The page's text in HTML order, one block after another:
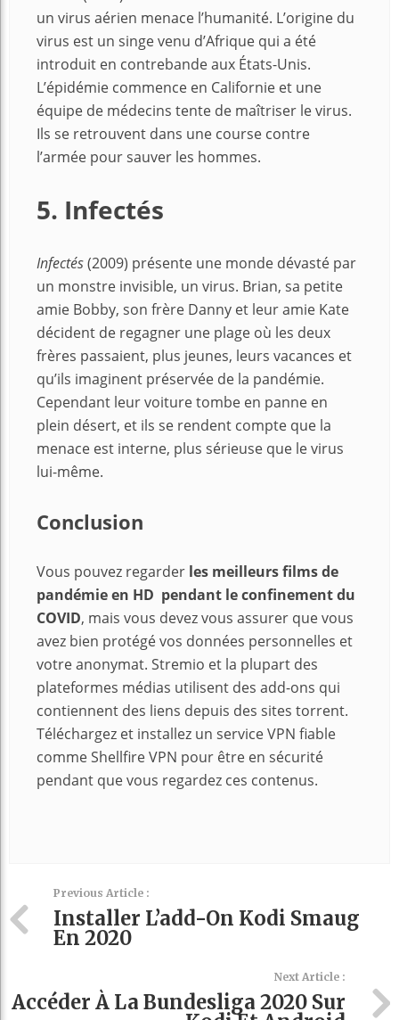
un virus aérien menace l’humanité. L’origine du
virus est un singe venu d’Afrique qui a été
introduit en contrebande aux États-Unis.
L’épidémie commence en Californie et une
équipe de médecins tente de maîtriser le virus.
Ils se retrouvent dans une course contre
l’armée pour sauver les hommes.
5. Infectés
Infectés(2009) présente une monde dévasté par
un monstre invisible, un virus. Brian, sa petite
amie Bobby, son frère Danny et leur amie Kate
décident de regagner une plage où les deux
frères passaient, plus jeunes, leurs vacances et
qu’ils imaginent préservée de la pandémie.
Cependant leur voiture tombe en panne en
plein désert, et ils se rendent compte que la
menace est interne, plus sérieuse que le virus
lui-même.
Conclusion
Vous pouvez regarder les meilleurs films de
pandémie en HD pendant le confinement du
COVID, mais vous devez vous assurer que vous
avez bien protégé vos données personnelles et
votre anonymat. Stremio et la plupart des
plateformes médias utilisent des add-ons qui
contiennent des liens depuis des sites torrent.
Téléchargez et installez un service VPN fiable
comme Shellfire VPN pour être en sécurité
pendant que vous regardez ces contenus.
Previous Article :
Installer L’add-On Kodi Smaug
En 2020
Next Article :
Accéder À La Bundesliga 2020 Sur